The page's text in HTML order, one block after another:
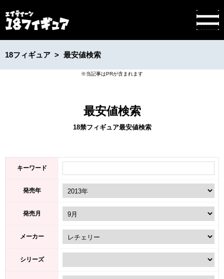
18フィギュア 最安値検索
最安値検索
18禁フィギュア最安値検索
キーワード
発売年
発売月
メーカー
シリーズ